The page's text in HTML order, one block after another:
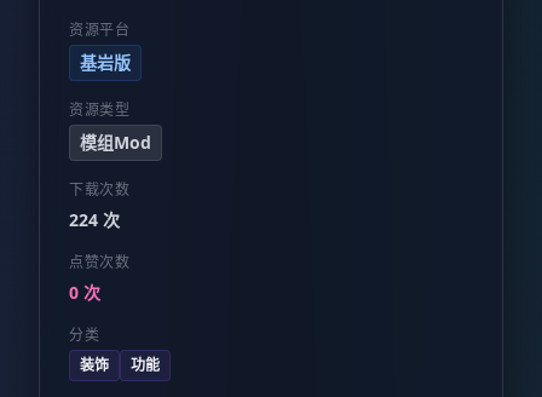
资源平台
基岩版
资源类型
模组Mod
下载次数
224 次
点赞次数
0 次
分类
装饰
功能